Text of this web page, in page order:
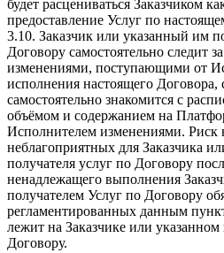
будет расцениваться Заказчиком
предоставление Услуг по
3.10. Заказчик или указанный им
Договору самостоятельно следит
изменениями, поступающими от
исполнения настоящего Договора,
самостоятельно знакомится с
объёмом и содержанием на
Исполнителем изменениями. Риск
неблагоприятных для Заказчика
получателя услуг по Договору
ненадлежащего выполнения
получателем Услуг по Договору
регламентированных данным
лежит на Заказчике или
Договору.